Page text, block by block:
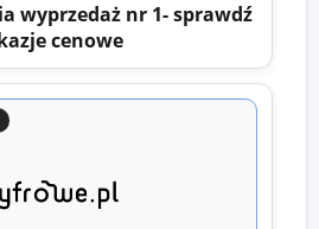
wyprzedaż nr 1- sprawdź
cenowe